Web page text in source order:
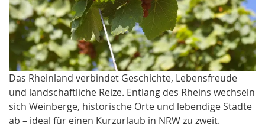
Das Rheinland verbindet Geschichte, Lebensfreude
und landschaftliche Reize. Entlang des Rheins wechseln
sich Weinberge, historische Orte und lebendige Städte
ab – ideal für einen Kurzurlaub in NRW zu zweit.